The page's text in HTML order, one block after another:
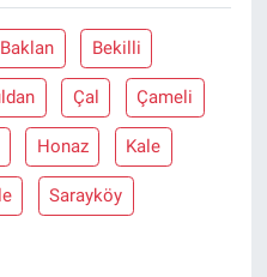
Baklan Bekilli
Çal Çameli
Honaz Kale
Sarayköy